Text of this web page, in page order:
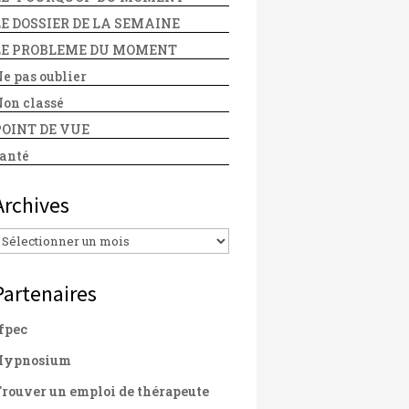
DOSSIER DE LA SEMAINE
PROBLEME DU MOMENT
pas oublier
classé
DE VUE
un emploi de thérapeute